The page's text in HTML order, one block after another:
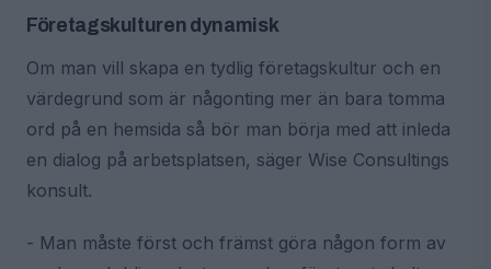
Företagskulturen dynamisk
Om man vill skapa en tydlig företagskultur och en
värdegrund som är någonting mer än bara tomma
ord på en hemsida så bör man börja med att inleda
en dialog på arbetsplatsen, säger Wise Consultings
konsult.
- Man måste först och främst göra någon form av